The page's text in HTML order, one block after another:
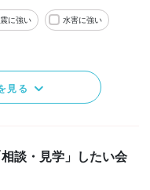
に強い 水害に強い
見る
談・見学」したい会